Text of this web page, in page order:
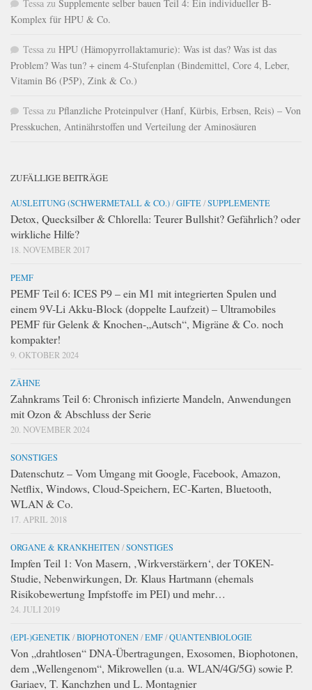
Tessa zu Supplemente selber bauen Teil 4: Ein individueller B-
Komplex für HPU & Co.
Tessa zu HPU (Hämopyrrollaktamurie): Was ist das? Was ist das
Problem? Was tun? + einem 4-Stufenplan (Bindemittel, Core 4, Leber,
Vitamin B6 (P5P), Zink & Co.)
Tessa zu Pflanzliche Proteinpulver (Hanf, Kürbis, Erbsen, Reis) – Von
Presskuchen, Antinährstoffen und Verteilung der Aminosäuren
ZUFÄLLIGE BEITRÄGE
AUSLEITUNG (SCHWERMETALL & CO.)/GIFTE/SUPPLEMENTE
Detox, Quecksilber & Chlorella: Teurer Bullshit? Gefährlich? oder
wirkliche Hilfe?
18. NOVEMBER 2017
PEMF
PEMF Teil 6: ICES P9 – ein M1 mit integrierten Spulen und
einem 9V-Li Akku-Block (doppelte Laufzeit) – Ultramobiles
PEMF für Gelenk & Knochen-„Autsch“, Migräne & Co. noch
kompakter!
9. OKTOBER 2024
ZÄHNE
Zahnkrams Teil 6: Chronisch infizierte Mandeln, Anwendungen
mit Ozon & Abschluss der Serie
20. NOVEMBER 2024
SONSTIGES
Datenschutz – Vom Umgang mit Google, Facebook, Amazon,
Netflix, Windows, Cloud-Speichern, EC-Karten, Bluetooth,
WLAN & Co.
17. APRIL 2018
ORGANE & KRANKHEITEN/SONSTIGES
Impfen Teil 1: Von Masern, ‚Wirkverstärkern‘, der TOKEN-
Studie, Nebenwirkungen, Dr. Klaus Hartmann (ehemals
Risikobewertung Impfstoffe im PEI) und mehr…
24. JULI 2019
(EPI-)GENETIK /BIOPHOTONEN/EMF/QUANTENBIOLOGIE
Von „drahtlosen“ DNA-Übertragungen, Exosomen, Biophotonen,
dem „Wellengenom“, Mikrowellen (u.a. WLAN/4G/5G) sowie P.
Gariaev, T. Kanchzhen und L. Montagnier